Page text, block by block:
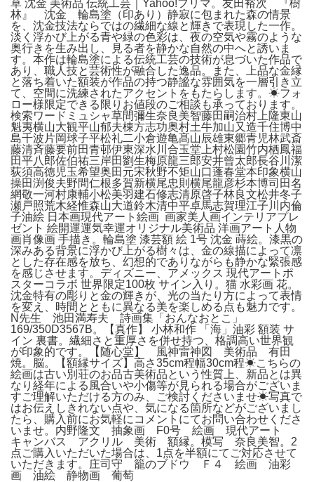
草 沈金 美術品 伝統工芸｜Yahoo!フリマ。友田裕次 『樹
林』 沈金 輪島塗（印あり）静寂に包まれた森の情景
を、沈金技法ならではの繊細な線と輝きで表現した一作。
淡く浮かび上がる青や緑の色彩は、夜の空気や霧のような
奥行きを生み出し、見る者を静かな自然の中へと誘いま
す。本作は輪島塗による伝統工芸の技術が息づいた作品で
あり、職人技と芸術性が融合した逸品。また、上品な金縁
と落ち着いた額装が作品の持つ静謐な雰囲気を一層引き立
て、空間に洗練されたアクセントをもたらします。☀︎フォ
ロー様限定できる限りお値段のご相談も承っております。
検索ワードミュシャ草間彌生奈良美智藤田嗣治村上隆東山
魁夷横山大観平山郁夫棟方志功奥村土牛加山又造千住博中
島千波片岡球子平松礼二小倉遊亀髙山辰雄東郷青児林武斎
藤清斉藤要前田青邨伊東深水川合玉堂上村松園竹内栖鳳福
田平八郎佐伯祐三岸田劉生梅原龍三郎安井曾太郎長谷川潔
荻須高徳児玉希望奥田元宋秋野不矩山口蓬春堂本印象横山
操田渕俊夫野間仁根多賀新横尾忠則横尾龍彦杉本博司田名
網敬一河村康輔小松美羽建石修志清原啓子林良文松井冬子
瀬戸照荒木経惟森山大道鈴木清中平卓馬志賀理江子川内倫
子油絵 日本画現代アート絵画 画家美人画インテリアプレ
ゼント 絵開運運気幸運オリジナル美術品 洋画アート人物
画肖像画 手描き。輪島塗 漆芸額 絵 1号 沈金 蒔絵。漆黒の
深みある背景に浮かび上がる樹々は、金の線描によって凛
とした存在感を放ち、幻想的でありながらも静かな緊張感
を感じさせます。ディズニー、アメックス 現代アートポ
スターコラボ 世界限定100枚 サイン入り。猫 水彩画 花。
沈金特有の彫りと金の輝きが、光の当たり方によって表情
を変え、時間とともに異なる美を楽しめる点も魅力です。
N先生 池田満寿夫 詩画集「おんなおとこ」
169/350D3567B。【真作】 小林和作 「海」油彩 額装 サ
イン 裏書。繊細さと重厚さを併せ持つ、格調高い世界観
が印象的です。【随心堂】 風神雷神図 美術品 有田
焼。脳。【額縁サイズ】高さ35cm程幅30cm程☀︎こちらの
絵画は古い別荘のお品古美術品という性質上、新品とは異
なり経年による風合いや小傷等が見られる場合がございま
すご理解いただける方のみ、ご検討くださいませ☀︎写真で
はお伝えしきれない点や、気になる箇所などがございまし
たら、購入前にお気軽にコメントにてお問い合わせくださ
いませ。内野隆文 抽象画 F0号 絵画 現代アート
キャンバス アクリル 美術 額縁。模写 奈良美智。2
点ご購入いただいた場合は、1点を半額にてご対応させて
いただきます。庄司守 籠のブドウ Ｆ４ 絵画 油彩
画 油絵 静物画 葡萄